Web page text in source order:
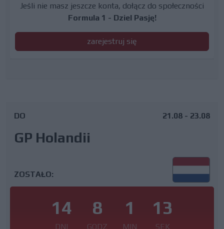
Jeśli nie masz jeszcze konta, dołącz do społeczności
Formula 1 - Dziel Pasję!
zarejestruj się
DO
GP Holandii
21.08 - 23.08
ZOSTAŁO:
14
DNI
8
GODZ
1
MIN
12
SEK